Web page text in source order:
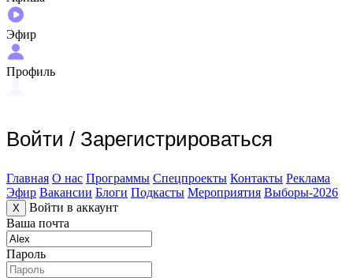
Эфир
Профиль
Войти / Зарегистрироваться
Главная О нас Программы Спецпроекты Контакты Реклама
Эфир Вакансии Блоги Подкасты Мероприятия Выборы-2026
X
Войти в аккаунт
Ваша почта
Пароль